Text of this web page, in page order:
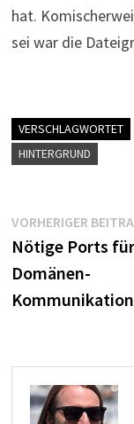
hat.
sei war die
VERSCHLAGWORTET
HINTERGRUND
VORHERIGER
Nötige Ports für
Domänen-
Kommunikation